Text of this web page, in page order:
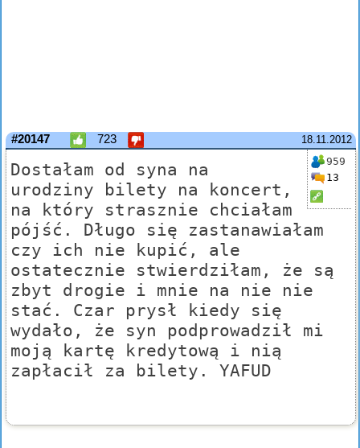
18.11.2012
#20147 723
959
13
Dostałam od syna na
urodziny bilety na koncert,
na który strasznie chciałam
pójść. Długo się zastanawiałam
czy ich nie kupić, ale
ostatecznie stwierdziłam, że są
zbyt drogie i mnie na nie nie
stać. Czar prysł kiedy się
wydało, że syn podprowadził mi
moją kartę kredytową i nią
zapłacił za bilety. YAFUD